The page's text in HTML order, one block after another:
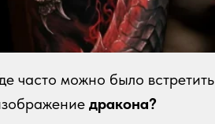
часто можно было встретить
дракона?